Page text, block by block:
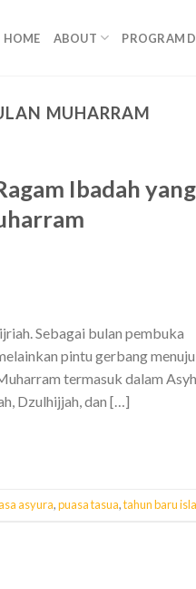
HOME ABOUT PROGRAM
MUHARRAM
Ibadah yang
Sebagai bulan pembuka
pintu gerbang menuju
termasuk dalam
Dzulhijjah, dan […]
asyura,puasa tasua,tahun baru